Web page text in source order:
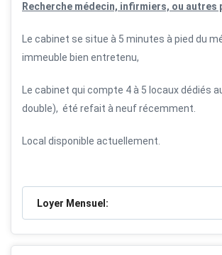
Recherche médecin, infirmiers, ou autres
Le cabinet se situe à 5 minutes à pied du
immeuble bien entretenu,
Le cabinet qui compte 4 à 5 locaux dédiés
double), été refait à neuf récemment.
Local disponible actuellement.
Loyer Mensuel: